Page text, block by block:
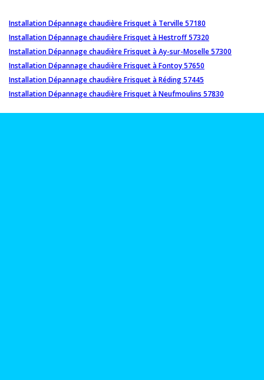
Installation Dépannage chaudière Frisquet à Terville 57180
Installation Dépannage chaudière Frisquet à Hestroff 57320
Installation Dépannage chaudière Frisquet à Ay-sur-Moselle 57300
Installation Dépannage chaudière Frisquet à Fontoy 57650
Installation Dépannage chaudière Frisquet à Réding 57445
Installation Dépannage chaudière Frisquet à Neufmoulins 57830